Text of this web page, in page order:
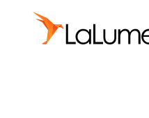
Статуэтка